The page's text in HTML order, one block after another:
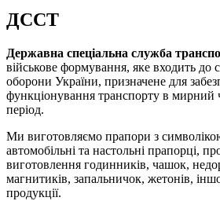
ДССТ
Державна спеціальна служба
військове формування, яке входить до
оборони України, призначене для
функціонування транспорту в мирний
період.
Ми виготовляємо прапори з
автомобільні та настольні прапорці,
виготовлення годинників, чашок,
магнитиків, запальничок, жетонів,
продукції.